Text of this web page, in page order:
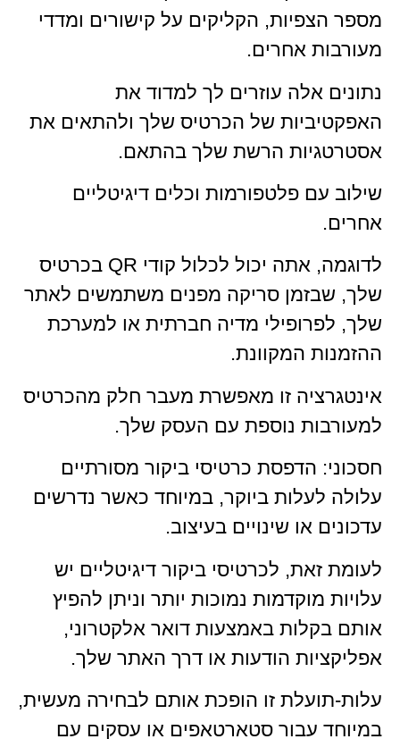
מספר הצפיות, הקליקים על קישורים ומדדי
מעורבות אחרים.
נתונים אלה עוזרים לך למדוד את
האפקטיביות של הכרטיס שלך ולהתאים את
אסטרטגיות הרשת שלך בהתאם.
שילוב עם פלטפורמות וכלים דיגיטליים
אחרים.
לדוגמה, אתה יכול לכלול קודי QR בכרטיס
שלך, שבזמן סריקה מפנים משתמשים לאתר
שלך, לפרופילי מדיה חברתית או למערכת
ההזמנות המקוונת.
אינטגרציה זו מאפשרת מעבר חלק מהכרטיס
למעורבות נוספת עם העסק שלך.
חסכוני: הדפסת כרטיסי ביקור מסורתיים
עלולה לעלות ביוקר, במיוחד כאשר נדרשים
עדכונים או שינויים בעיצוב.
לעומת זאת, לכרטיסי ביקור דיגיטליים יש
עלויות מוקדמות נמוכות יותר וניתן להפיץ
אותם בקלות באמצעות דואר אלקטרוני,
אפליקציות הודעות או דרך האתר שלך.
עלות-תועלת זו הופכת אותם לבחירה מעשית,
במיוחד עבור סטארטאפים או עסקים עם